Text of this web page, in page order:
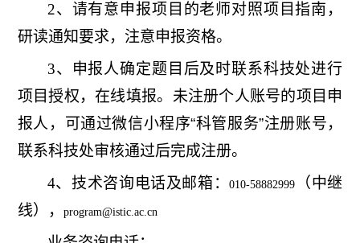
2、请有意申报项目的老师对照项目指南，
研读通知要求，注意申报资格。
3、 申报人确定题目后及时联系科技处进行
项目授权，在线填报。未注册个人账号的项目申
报人，可通过微信小程序“科管服务”注册账号，
联系科技处审核通过后完成注册。
4、技术咨询电话及邮箱：010-58882999
（中继
线），
program@istic.ac.cn